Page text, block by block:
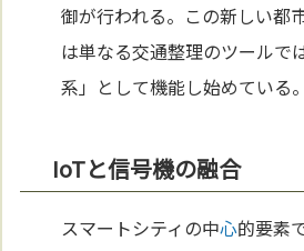
御が行われる。この新しい都
は単なる交通整理のツールで
系」として機能し始めている。
IoTと信号機の融合
スマートシティの中心的要素